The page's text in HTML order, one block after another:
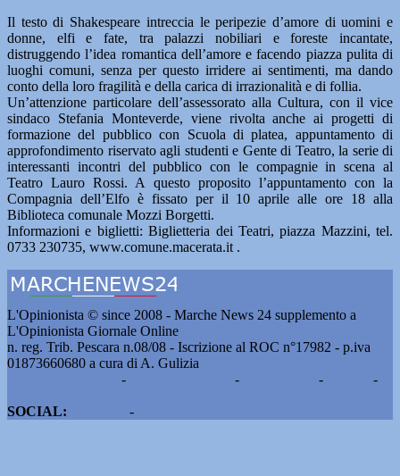
Il testo di Shakespeare intreccia le peripezie d’amore di uomini e
donne, elfi e fate, tra palazzi nobiliari e foreste incantate,
distruggendo l’idea romantica dell’amore e facendo piazza pulita di
luoghi comuni, senza per questo irridere ai sentimenti, ma dando
conto della loro fragilità e della carica di irrazionalità e di follia.
Un’attenzione particolare dell’assessorato alla Cultura, con il vice
sindaco Stefania Monteverde, viene rivolta anche ai progetti di
formazione del pubblico con Scuola di platea, appuntamento di
approfondimento riservato agli studenti e Gente di Teatro, la serie di
interessanti incontri del pubblico con le compagnie in scena al
Teatro Lauro Rossi. A questo proposito l’appuntamento con la
Compagnia dell’Elfo è fissato per il 10 aprile alle ore 18 alla
Biblioteca comunale Mozzi Borgetti.
Informazioni e biglietti: Biglietteria dei Teatri, piazza Mazzini, tel.
0733 230735, www.comune.macerata.it .
L'Opinionista © since 2008 - Marche News 24 supplemento a
L'Opinionista Giornale Online
n. reg. Trib. Pescara n.08/08 - Iscrizione al ROC n°17982 - p.iva
01873660680 a cura di A. Gulizia
- - -
-
SOCIAL:
-